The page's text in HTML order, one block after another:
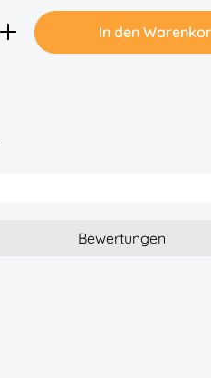
den In den
Bewertungen